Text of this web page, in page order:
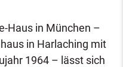
Haus in München –
in Harlaching mit
1964 – lässt sich